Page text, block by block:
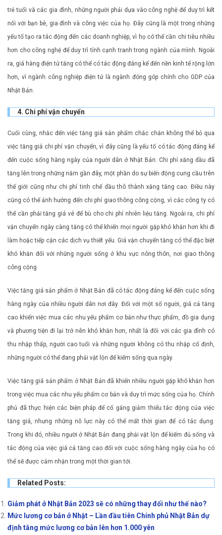
trẻ tuổi và các gia đình, những người phải dựa vào công nghệ để duy trì kết
nối với bạn bè, gia đình và công việc của họ. Đây cũng là một trong những
yếu tố tạo ra tác động đến các doanh nghiệp, vì họ có thể cần chi tiêu nhiều
hơn cho công nghệ để duy trì tính cạnh tranh trong ngành của mình. Ngoài
ra, giá hàng điện tử tăng có thể có tác động đáng kể đến nền kinh tế rộng lớn
hơn, vì ngành công nghiệp điện tử là ngành đóng góp chính cho GDP của
Nhật Bản.
4. Chi phí vận chuyển
Cuối cùng, nhắc đến việc tăng giá sản phẩm chắc chắn không thể bỏ qua
việc tăng giá chi phí vận chuyển, vì đây cũng là yếu tố có tác động đáng kể
đến cuộc sống hàng ngày của người dân ở Nhật Bản. Chi phí xăng dầu đã
tăng lên trong những năm gần đây, một phần do sự biến động cung cầu trên
thế giới cũng như chi phí tinh chế dầu thô thành xăng tăng cao. Điều này
cũng có thể ảnh hưởng đến chi phí giao thông công cộng, vì các công ty có
thể cần phải tăng giá vé để bù cho chi phí nhiên liệu tăng. Ngoài ra, chi phí
vận chuyển ngày càng tăng có thể khiến mọi người gặp khó khăn hơn khi đi
làm hoặc tiếp cận các dịch vụ thiết yếu. Giá vận chuyển tăng có thể đặc biệt
khó khăn đối với những người sống ở khu vực nông thôn, nơi giao thông
công cộng
Việc tăng giá sản phẩm ở Nhật Bản đã có tác động đáng kể đến cuộc sống
hàng ngày của nhiều người dân nơi đây. Đối với một số người, giá cả tăng
cao khiến việc mua các nhu yếu phẩm cơ bản như thực phẩm, đồ gia dụng
và phương tiện đi lại trở nên khó khăn hơn, nhất là đối với các gia đình có
thu nhập thấp, người cao tuổi và những người không có thu nhập cố định,
những người có thể đang phải vật lộn để kiếm sống qua ngày.
Việc tăng giá sản phẩm ở Nhật Bản đã khiến nhiều người gặp khó khăn hơn
trong việc mua các nhu yếu phẩm cơ bản và duy trì mức sống của họ. Chính
phủ đã thực hiện các biện pháp để cố gắng giảm thiểu tác động của việc
tăng giá, nhưng những nỗ lực này có thể mất thời gian để có tác dụng.
Trong khi đó, nhiều người ở Nhật Bản đang phải vật lộn để kiếm đủ sống và
tác động của việc giá cả tăng cao đối với cuộc sống hàng ngày của họ có
thể sẽ được cảm nhận trong một thời gian tới.
Related Posts:
Giảm phát ở Nhật Bản 2023 sẽ có những thay đổi như thế nào?
Mức lương cơ bản ở Nhật – Lần đầu tiên Chính phủ Nhật Bản dự
định tăng mức lương cơ bản lên hơn 1.000 yên